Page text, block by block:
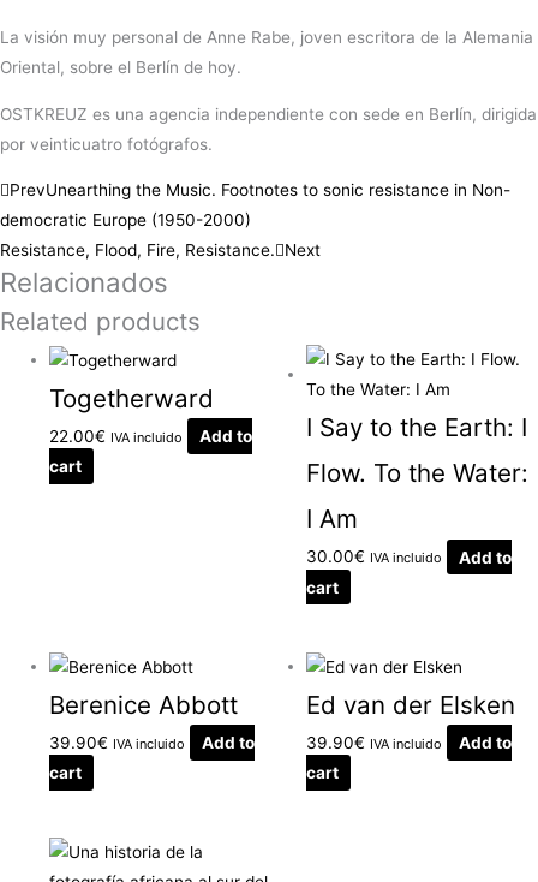
La visión muy personal de Anne Rabe, joven escritora de la Alemania
Oriental, sobre el Berlín de hoy.
OSTKREUZ es una agencia independiente con sede en Berlín, dirigida
por veinticuatro fotógrafos.
PrevUnearthing the Music. Footnotes to sonic resistance in Non-
democratic Europe (1950-2000)
Resistance, Flood, Fire, Resistance.
Next
Relacionados
Related products
Togetherward
22.00€ IVA incluido
Add to
cart
I Say to the Earth: I
Flow. To the Water:
I Am
30.00€ IVA incluido
Add to
cart
Berenice Abbott
39.90€ IVA incluido
Add to
cart
Ed van der Elsken
39.90€ IVA incluido
Add to
cart